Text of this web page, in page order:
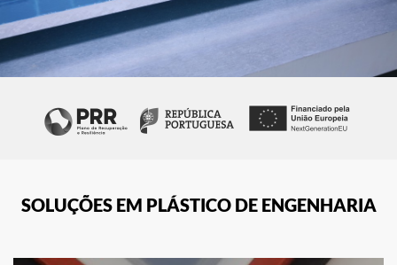
SOLUÇÕES EM PLÁSTICO DE ENGENHARIA